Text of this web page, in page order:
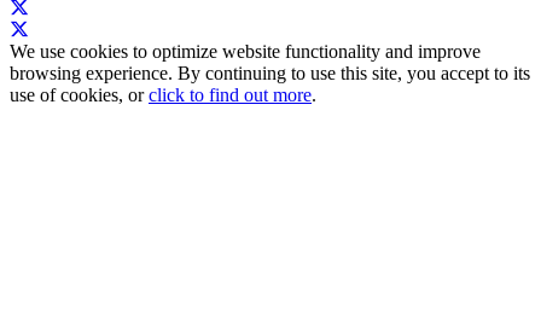
We use cookies to optimize website functionality and improve
browsing experience. By continuing to use this site, you accept to its
use of cookies, orclick to find out more.